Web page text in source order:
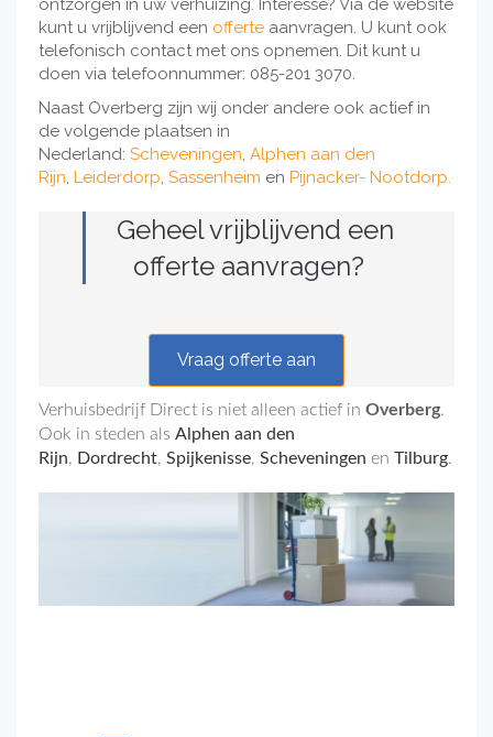
ontzorgen in uw verhuizing. Interesse? Via de website
kunt u vrijblijvend een offerte aanvragen. U kunt ook
telefonisch contact met ons opnemen. Dit kunt u
doen via telefoonnummer: 085-201 3070.
Naast Overberg zijn wij onder andere ook actief in
de volgende plaatsen in
Nederland: Scheveningen, Alphen aan den
Rijn, Leiderdorp, Sassenheim en Pijnacker- Nootdorp.
Geheel vrijblijvend een
offerte aanvragen?
Vraag offerte aan
Verhuisbedrijf Direct is niet alleen actief in Overberg.
Ook in steden als Alphen aan den
Rijn, Dordrecht, Spijkenisse, Scheveningen en Tilburg.